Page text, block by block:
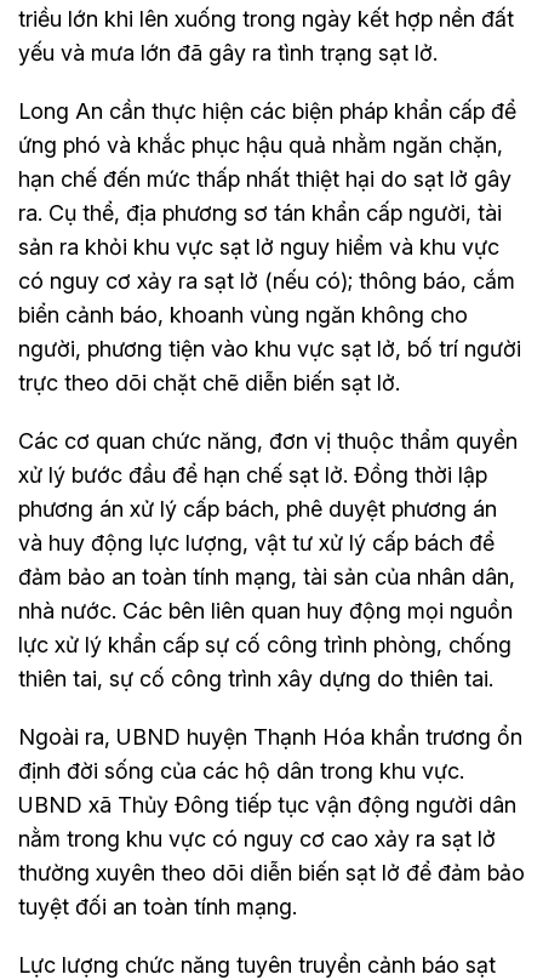
triều lớn khi lên xuống trong ngày kết hợp nền đất
yếu và mưa lớn đã gây ra tình trạng sạt lở.
Long An cần thực hiện các biện pháp khẩn cấp để
ứng phó và khắc phục hậu quả nhằm ngăn chặn,
hạn chế đến mức thấp nhất thiệt hại do sạt lở gây
ra. Cụ thể, địa phương sơ tán khẩn cấp người, tài
sản ra khỏi khu vực sạt lở nguy hiểm và khu vực
có nguy cơ xảy ra sạt lở (nếu có); thông báo, cắm
biển cảnh báo, khoanh vùng ngăn không cho
người, phương tiện vào khu vực sạt lở, bố trí người
trực theo dõi chặt chẽ diễn biến sạt lở.
Các cơ quan chức năng, đơn vị thuộc thẩm quyền
xử lý bước đầu để hạn chế sạt lở. Đồng thời lập
phương án xử lý cấp bách, phê duyệt phương án
và huy động lực lượng, vật tư xử lý cấp bách để
đảm bảo an toàn tính mạng, tài sản của nhân dân,
nhà nước. Các bên liên quan huy động mọi nguồn
lực xử lý khẩn cấp sự cố công trình phòng, chống
thiên tai, sự cố công trình xây dựng do thiên tai.
Ngoài ra, UBND huyện Thạnh Hóa khẩn trương ổn
định đời sống của các hộ dân trong khu vực.
UBND xã Thủy Đông tiếp tục vận động người dân
nằm trong khu vực có nguy cơ cao xảy ra sạt lở
thường xuyên theo dõi diễn biến sạt lở để đảm bảo
tuyệt đối an toàn tính mạng.
Lực lượng chức năng tuyên truyền cảnh báo sạt